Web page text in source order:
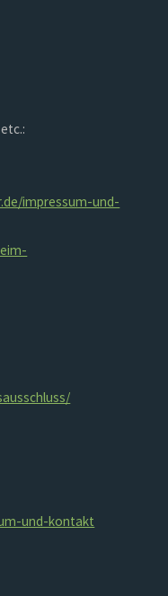
impressum-und-
und-kontakt